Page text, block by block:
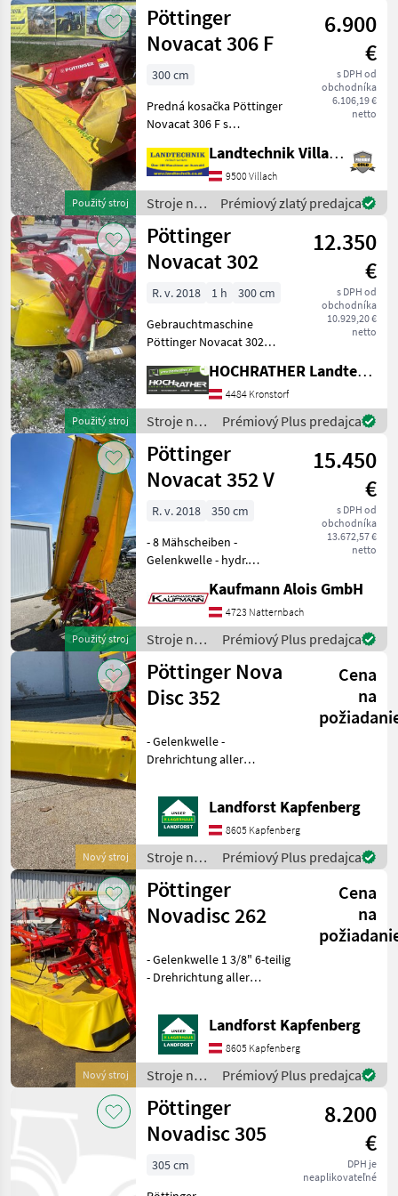
objemových
krmív /
Pöttinger
Použitý stroj
Pöttinger
Novacat 306 F
6.900
€
s DPH od
obchodníka
6.106,19 €
netto
300 cm
Predná kosačka Pöttinger
Novacat 306 F s
závesom, rýchlou výmenou
nožov, odľahčovacími
pružinami, nastaviteľnými
diskami na tvorbu riadkov,
sk
Landtechnik Villach GmbH
9500 Villach
Stroje na
zber
objemových
krmív /
Pöttinger
Prémiový zlatý predajca
Použitý stroj
Pöttinger
Novacat 302
12.350
€
s DPH od
obchodníka
10.929,20 €
netto
R. v. 2018 1 h
300 cm
Gebrauchtmaschine
Pöttinger Novacat 302
Ausstattung: + Arbeitsbreite
300cm + Heck-
Scheibenmäher +
Gelenkwelle 1 3/8" 6-teilig +
Unte
HOCHRATHER Landtechnik GmbH
4484 Kronstorf
Stroje na
zber
objemových
krmív /
Pöttinger
Prémiový Plus predajca
Použitý stroj
Pöttinger
Novacat 352 V
15.450
€
s DPH od
obchodníka
13.672,57 €
netto
R. v. 2018
350 cm
- 8 Mähscheiben -
Gelenkwelle - hydr.
Verschleißkufen -
Abstellstützen Die Fa.
Kaufmann zeigt Ihnen die
Maschine bzw. Gerät gerne
am Betr
Kaufmann Alois GmbH
4723 Natternbach
Stroje na
zber
objemových
krmív /
Pöttinger
Prémiový Plus predajca
Nový stroj
Pöttinger Nova
Disc 352
Cena
na
- Gelenkwelle -
Drehrichtung aller
Unterlenkerbolzen Kat. 2 -
Antriebsdrehzahl 1000
U/min - Verschleißkufen -
Abstellposition hoch Um
Ihnen
Landforst Kapfenberg
8605 Kapfenberg
Stroje na
zber
objemových
krmív /
Pöttinger
Prémiový Plus predajca
Nový stroj
Pöttinger
Novadisc 262
Cena
na
- Gelenkwelle 1 3/8" 6-teilig
- Drehrichtung aller
Unterlenkerbolzen Kat. 2 -
Antriebsdrehzahl 540
U/min - Verschleißkufen -
Abstellposition
Landforst Kapfenberg
8605 Kapfenberg
Stroje na
zber
objemových
krmív /
Pöttinger
Prémiový Plus predajca
Pöttinger
Novadisc 305
8.200
€
DPH je
neaplikovateľné
305 cm